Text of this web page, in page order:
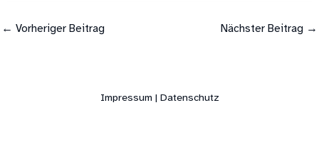
← Vorheriger Beitrag Nächster Beitrag →
Impressum | Datenschutz